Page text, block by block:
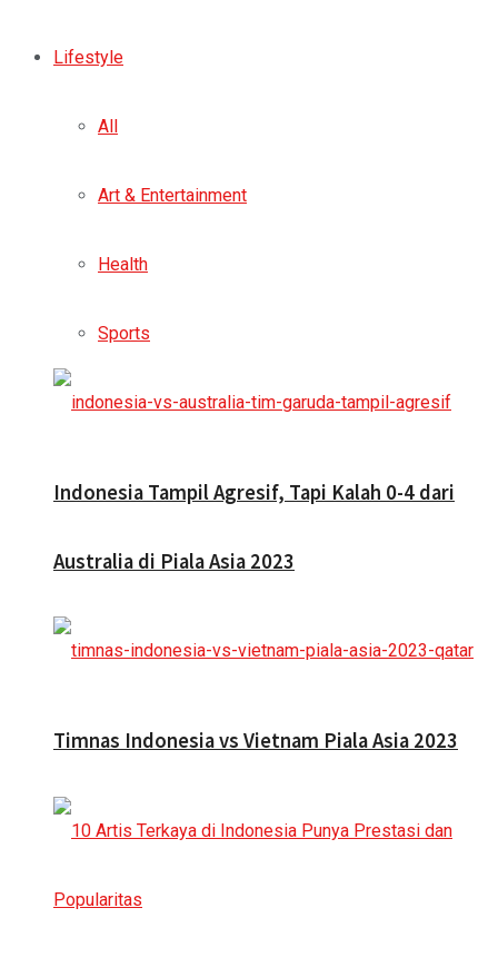
Lifestyle
All
Art & Entertainment
Health
Sports
Indonesia Tampil Agresif, Tapi Kalah 0-4 dari
Australia di Piala Asia 2023
Timnas Indonesia vs Vietnam Piala Asia 2023